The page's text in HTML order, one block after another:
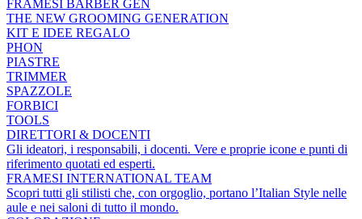
FRAMESI BARBER GEN
THE NEW GROOMING GENERATION
KIT E IDEE REGALO
PHON
PIASTRE
TRIMMER
SPAZZOLE
FORBICI
TOOLS
DIRETTORI & DOCENTI
Gli ideatori, i responsabili, i docenti. Vere e proprie icone e punti di
riferimento quotati ed esperti.
FRAMESI INTERNATIONAL TEAM
Scopri tutti gli stilisti che, con orgoglio, portano l’Italian Style nelle
aule e nei saloni di tutto il mondo.